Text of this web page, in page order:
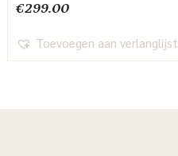
€299.00
Toevoegen aan verlanglijst